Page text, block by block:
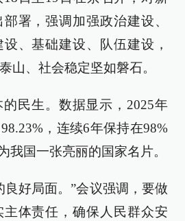
署，强调加强政治建设、
、基础建设、队伍建设，
山、社会稳定坚如磐石。
民生。数据显示，2025年
，连续6年保持在98%
我国一张亮丽的国家名片。
良好局面。”会议强调，要做
体责任，确保人民群众安